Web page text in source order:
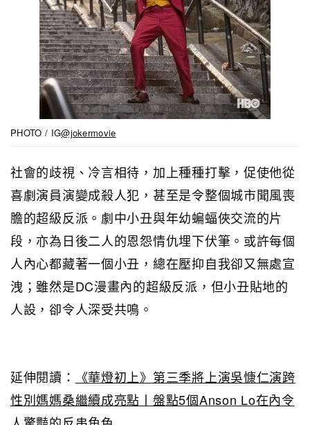
PHOTO / IG@jokermovie
社會的歧視、冷言相待，加上種種打擊，促使他從
喜劇演員演變成殺人犯，甚至是令整個城市聞風喪
膽的超級反派。劇中小丑與年幼蝙蝠俠交流的片
段，亦為日後二人的恩怨情仇埋下伏筆。或許每個
人內心都藏著一個小丑，總在壓抑自我卻又無處宣
洩；雖然是DC漫畫內的超級反派，但小丑貼地的
人設，卻令人深受共鳴。
延伸閱讀：
《華燈初上》第三季將上演吳慷仁演跨
性別媽媽桑繼續成亮點丨盤點5個Anson Lo在內令